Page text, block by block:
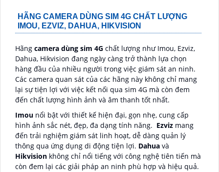
HÃNG CAMERA DÙNG SIM 4G CHẤT LƯỢNG
IMOU, EZVIZ, DAHUA, HIKVISION
Hãng camera dùng sim 4G chất lượng như Imou, Ezviz,
Dahua, Hikvision đang ngày càng trở thành lựa chọn
hàng đầu của nhiều người trong việc giám sát an ninh.
Các camera quan sát của các hãng này không chỉ mang
lại sự tiện lợi với việc kết nối qua sim 4G mà còn đem
đến chất lượng hình ảnh và âm thanh tốt nhất.
Imou nổi bật với thiết kế hiện đại, gọn nhẹ, cung cấp
hình ảnh sắc nét, đẹp, đa dạng tính năng. Ezviz mang
đến trải nghiệm giám sát linh hoạt, dễ dàng quản lý
thông qua ứng dụng di động tiện lợi. Dahua và
Hikvision không chỉ nổi tiếng với công nghệ tiên tiến mà
còn đem lại các giải pháp an ninh phù hợp và hiệu quả.